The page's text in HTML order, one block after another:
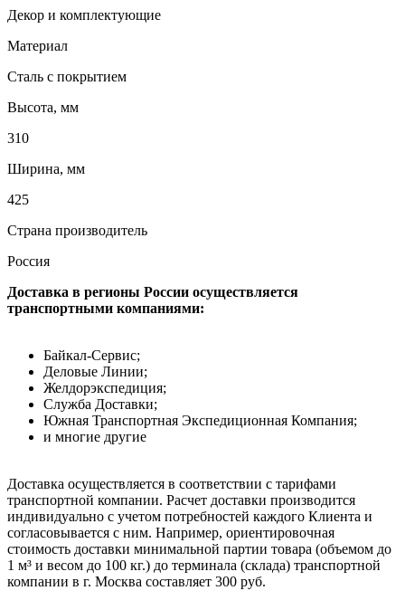
Декор и комплектующие
Материал
Сталь с покрытием
Высота, мм
310
Ширина, мм
425
Страна производитель
Россия
Доставка в регионы России осуществляется
транспортными компаниями:
Байкал-Сервис;
Деловые Линии;
Желдорэкспедиция;
Служба Доставки;
Южная Транспортная Экспедиционная Компания;
и многие другие
Доставка осуществляется в соответствии с тарифами
транспортной компании. Расчет доставки производится
индивидуально с учетом потребностей каждого Клиента и
согласовывается с ним. Например, ориентировочная
стоимость доставки минимальной партии товара (объемом до
1 м³ и весом до 100 кг.) до терминала (склада) транспортной
компании в г. Москва составляет 300 руб.